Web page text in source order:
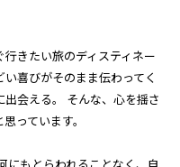
きたい旅のディスティネー
喜びがそのまま伝わってく
会える。 そんな、心を揺さ
っています。